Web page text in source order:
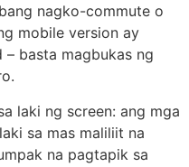
nagko-commute o
mobile version ay
basta magbukas ng
laki ng screen: ang mga
sa mas maliliit na
na pagtapik sa